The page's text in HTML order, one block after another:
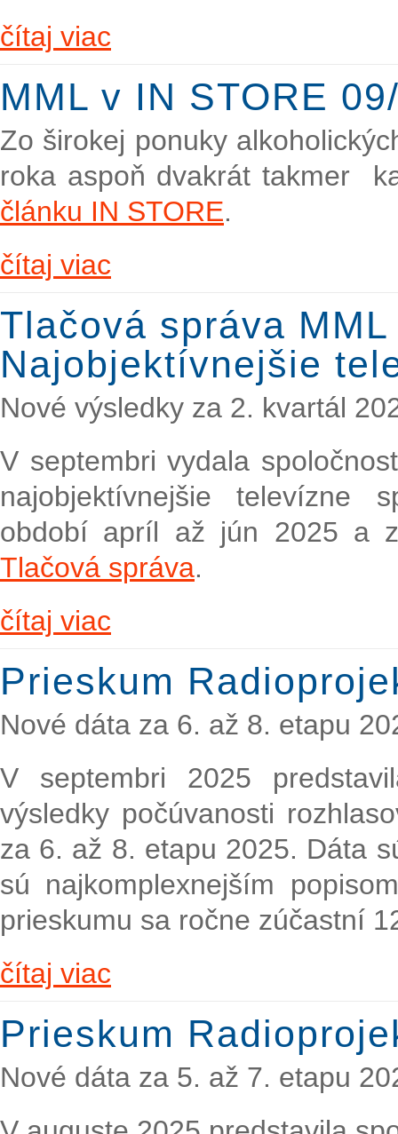
čítaj viac
MML v IN STORE
Zo širokej ponuky
roka aspoň dvakrát takmer
článku IN STORE.
čítaj viac
Tlačová správa
Najobjektívnejšie
Nové výsledky za 2. kvartál
V septembri vydala
najobjektívnejšie televízne
období apríl až jún 2025 a
Tlačová správa.
čítaj viac
Prieskum
Nové dáta za 6. až 8. etapu
V septembri 2025
výsledky počúvanosti
za 6. až 8. etapu 2025. Dáta
sú najkomplexnejším
prieskumu sa ročne zúčastní
čítaj viac
Prieskum
Nové dáta za 5. až 7. etapu